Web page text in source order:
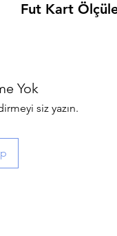
alanlarına,
Fut Kart
Ahşap
Ahşap
Yok
siz yazın.